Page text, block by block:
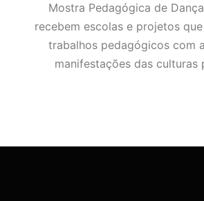
Mostra Pedagógica de
recebem escolas e projetos
trabalhos pedagógicos com
manifestações das culturas